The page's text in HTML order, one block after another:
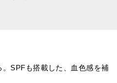
SPFも搭載した、血色感を補